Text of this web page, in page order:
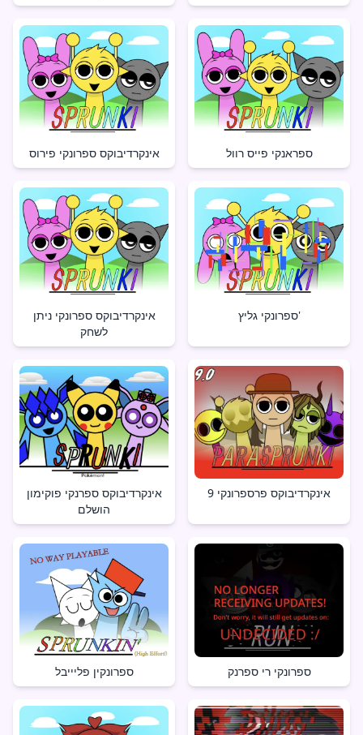
אינקרדיבוקס ספרונקי פירוס ספראנקי פייס רוול
אינקרדיבוקס ספרונקי ניתן
לשחק
ספרונקי גליץ'
אינקרדיבוקס ספרנקי פוקימון
הושלם
אינקרדיבוקס פרספרונקי 9
ספרונקין פליייבל ספרונקי רי ספרנק